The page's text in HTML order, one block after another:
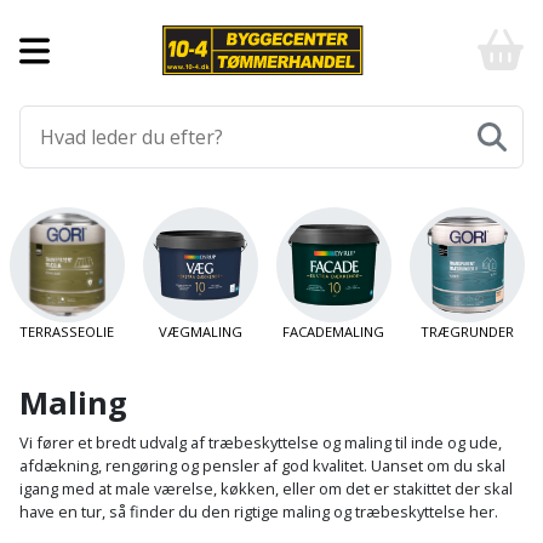
Aluprofiler
Asfalt
Befæstigelse
Byggeplader
Bygningsbeslag
Gulve
og
klinker
Gulvtilbehør
Gulvvarme
Laminatgulv
Afmærkning
Arbejdsbuk
Bærehåndtag
Båndstrammer
og
Elværktøj
Afkortersav
Arbejdsbord
Arbejdslamper
og
Havemaskiner
Buskrydder
Dykpumpe
have
og
fritid
Maling
-
billigt
og
-
Klik
og
byg
TERRASSEOLIE VÆGMALING FACADEMALING TRÆGRUNDER
Maling
Vi fører et bredt udvalg af træbeskyttelse og maling til inde og ude,
afdækning, rengøring og pensler af god kvalitet. Uanset om du skal
igang med at male værelse, køkken, eller om det er stakittet der skal
have en tur, så finder du den rigtige maling og træbeskyttelse her.